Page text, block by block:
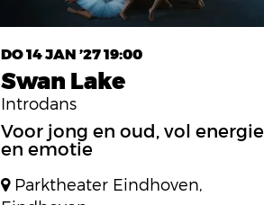
Swan Lake
Introdans
DO 14 JAN ’2719:00
Voor jong en oud, vol energie
en emotie
Parktheater Eindhoven,